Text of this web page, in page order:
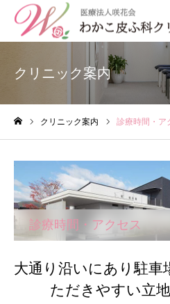
クリニック案内
クリニック案内 診療時間・ア
診療時間・アクセス
大通り沿いにあり駐車
ただきやすい立